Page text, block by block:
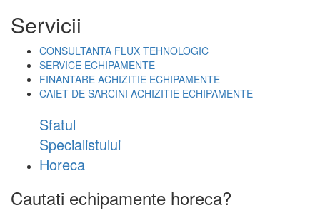
Servicii
CONSULTANTA FLUX TEHNOLOGIC
SERVICE ECHIPAMENTE
FINANTARE ACHIZITIE ECHIPAMENTE
CAIET DE SARCINI ACHIZITIE ECHIPAMENTE
Sfatul
Specialistului
Horeca
Cautati echipamente horeca?